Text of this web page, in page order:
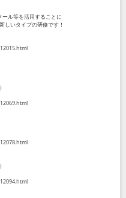
ル等を活用することに
いタイプの研修です！